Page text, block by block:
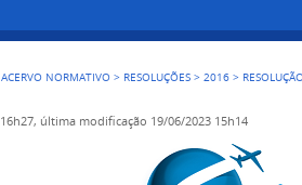
ACERVO NORMATIVO > RESOLUÇÕES >2016 >
última modificação 19/06/2023 15h14